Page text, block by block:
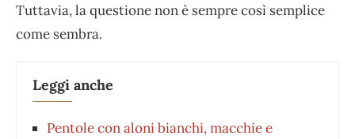
Tuttavia, la questione non è sempre così semplice
come sembra.
Leggi anche
Pentole con aloni bianchi, macchie e